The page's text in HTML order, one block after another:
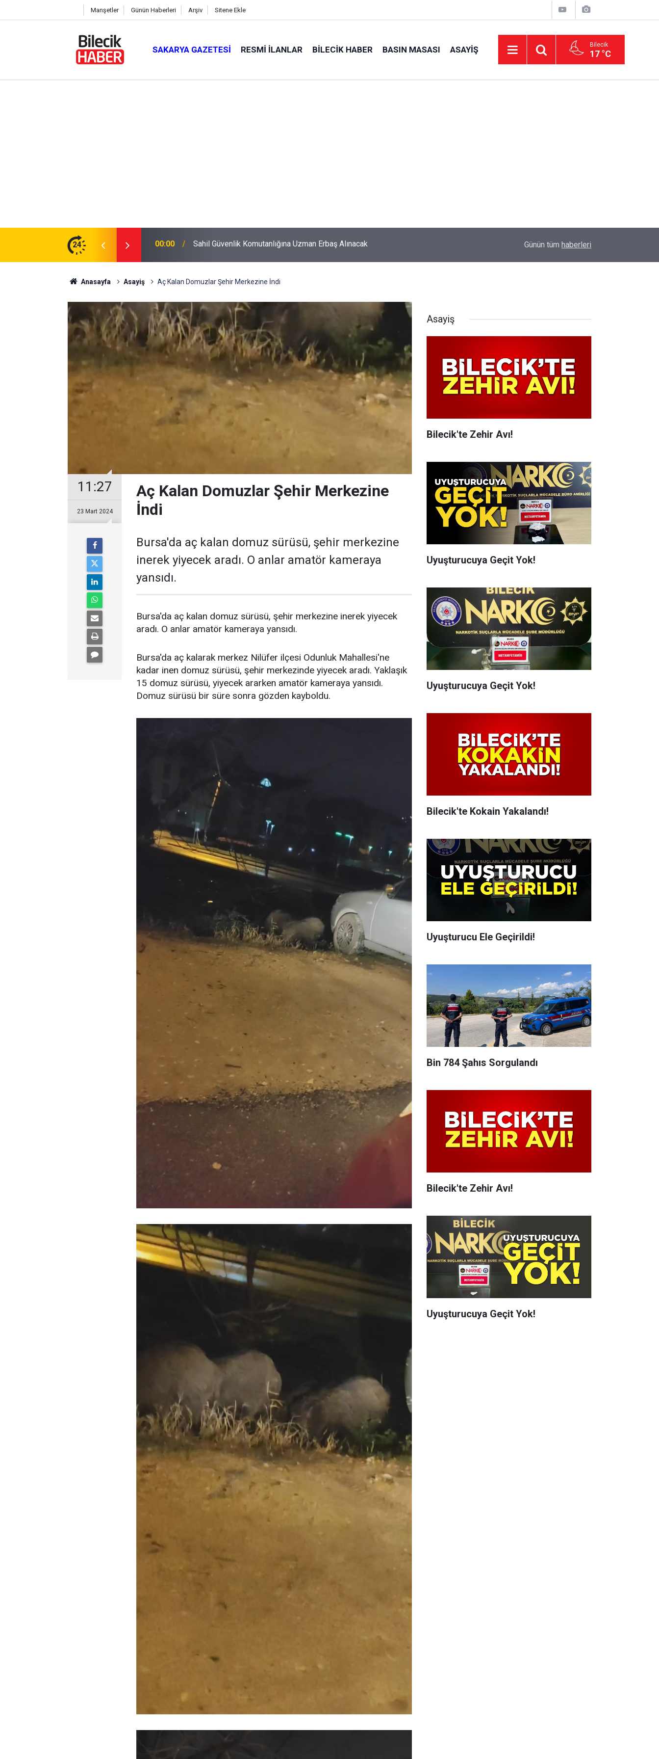
Manşetler Günün Haberleri Arşiv Sitene Ekle
SAKARYA GAZETESI RESMI İLANLAR BILECIK HABER BASIN MASASI ASAYIŞ Bilecik
17 °C
24 16:40 Abbaslık'ta korkutan yangın! ERTUĞRUL OCAĞI'NDAN KOCAELİ’NE ZİYARET
Günün tüm haberleri
Anasayfa Asayiş Aç Kalan Domuzlar Şehir Merkezine İndi
11:27
23 Mart 2024
Aç Kalan Domuzlar Şehir Merkezine
İndi
Bursa'da aç kalan domuz sürüsü, şehir merkezine
inerek yiyecek aradı. O anlar amatör kameraya
yansıdı.
Bursa'da aç kalan domuz sürüsü, şehir merkezine inerek yiyecek
aradı. O anlar amatör kameraya yansıdı.
Bursa'da aç kalarak merkez Nilüfer ilçesi Odunluk Mahallesi'ne
kadar inen domuz sürüsü, şehir merkezinde yiyecek aradı. Yaklaşık
15 domuz sürüsü, yiyecek ararken amatör kameraya yansıdı.
Domuz sürüsü bir süre sonra gözden kayboldu.
Asayiş
Bilecik'te Zehir Avı!
Uyuşturucuya Geçit Yok!
Uyuşturucuya Geçit Yok!
Bilecik'te Kokain Yakalandı!
Uyuşturucu Ele Geçirildi!
Bin 784 Şahıs Sorgulandı
Bilecik'te Zehir Avı!
Uyuşturucuya Geçit Yok!